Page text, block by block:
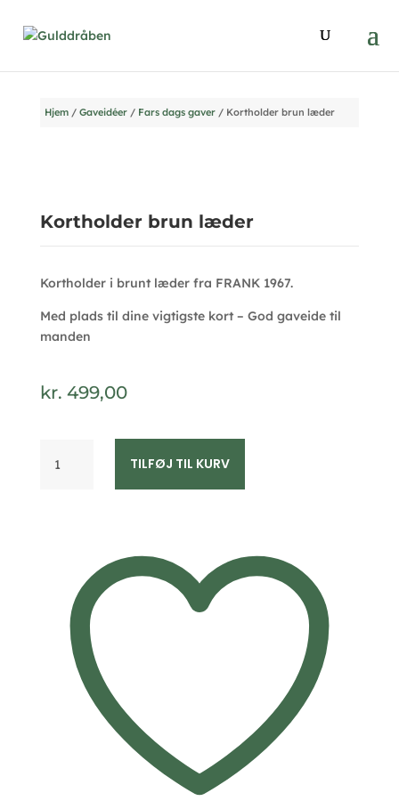
Hjem/ Gaveidéer/ Fars dags gaver/ Kortholder brun læder
Kortholder brun læder
Kortholder i brunt læder fra FRANK 1967.
Med plads til dine vigtigste kort – God gaveide til
manden
kr. 499,00
brun
TILFØJ TIL KURV